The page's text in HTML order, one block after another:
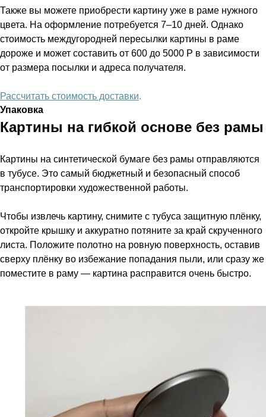
Также вы можете приобрести картину уже в раме нужного
цвета. На оформление потребуется 7–10 дней. Однако
стоимость междугородней пересылки картины в раме
дороже и может составить от 600 до 5000 Р в зависимости
от размера посылки и адреса получателя.
Рассчитать стоимость доставки.
Упаковка
Картины на гибкой основе без рамы
Картины на синтетической бумаге без рамы отправляются
в тубусе. Это самый бюджетный и безопасный способ
транспортировки художественной работы.
Чтобы извлечь картину, снимите с тубуса защитную плёнку,
откройте крышку и аккуратно потяните за край скрученного
листа. Положите полотно на ровную поверхность, оставив
сверху плёнку во избежание попадания пыли, или сразу же
поместите в раму — картина расправится очень быстро.